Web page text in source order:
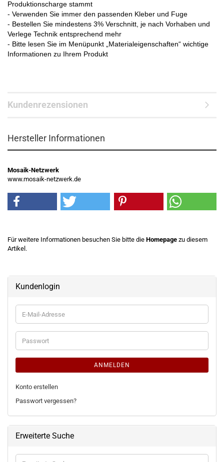
Produktionscharge stammt
- Verwenden Sie immer den passenden Kleber und Fuge
- Bestellen Sie mindestens 3% Verschnitt, je nach Vorhaben und
Verlege Technik entsprechend mehr
- Bitte lesen Sie im Menüpunkt „Materialeigenschaften“ wichtige
Informationen zu Ihrem Produkt
Kundenrezensionen
Hersteller Informationen
Mosaik-Netzwerk
www.mosaik-netzwerk.de
Für weitere Informationen besuchen Sie bitte die Homepage zu diesem
Artikel.
Kundenlogin
E-
Mail-
Adresse
Passwort
ANMELDEN
Konto erstellen
Passwort vergessen?
Erweiterte Suche
Erweiterte